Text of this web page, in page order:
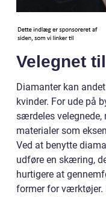
Velegnet
Diamanter kan
kvinder. For ude på
særdeles
materialer som
Ved at benytte
udføre en skæring,
hurtigere at
former for værktøjer.